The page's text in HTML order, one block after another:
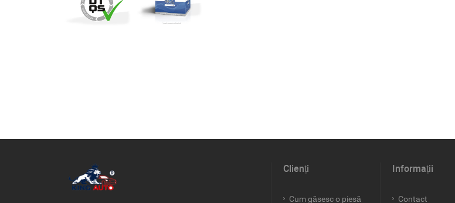
Clienți
Cum găsesc o piesă
Informații
Contact